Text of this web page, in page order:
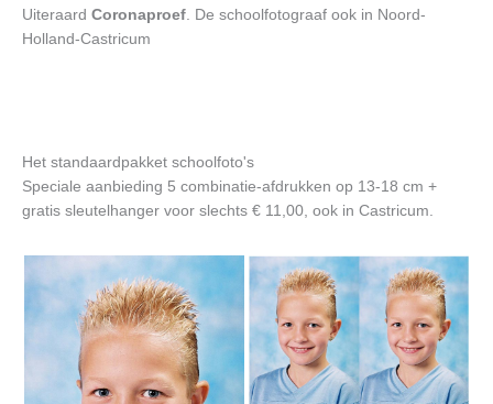
Uiteraard Coronaproef . De schoolfotograaf ook in Noord-
Holland-Castricum
Het standaardpakket schoolfoto's
Speciale aanbieding 5 combinatie-afdrukken op 13-18 cm +
gratis sleutelhanger voor slechts € 11,00, ook in Castricum.